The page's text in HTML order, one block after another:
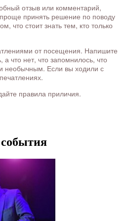
отзыв или комментарий,
принять решение по поводу
что стоит знать тем, кто только
от посещения. Напишите
что нет, что запомнилось, что
необычным. Если вы ходили с
правила приличия.